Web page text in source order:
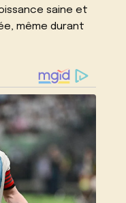
saine et
même durant